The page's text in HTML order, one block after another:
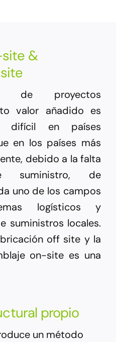
&
de proyectos
valor añadido es
difícil en países
en los países más
debido a la falta
suministro, de
uno de los campos
logísticos y
suministros locales.
off site y la
on-site es una
propio
un método